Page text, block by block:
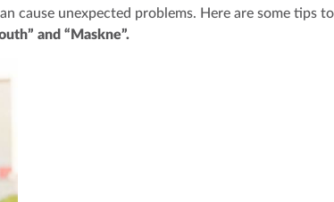
cause unexpected problems. Here are some tips
and “Maskne”.